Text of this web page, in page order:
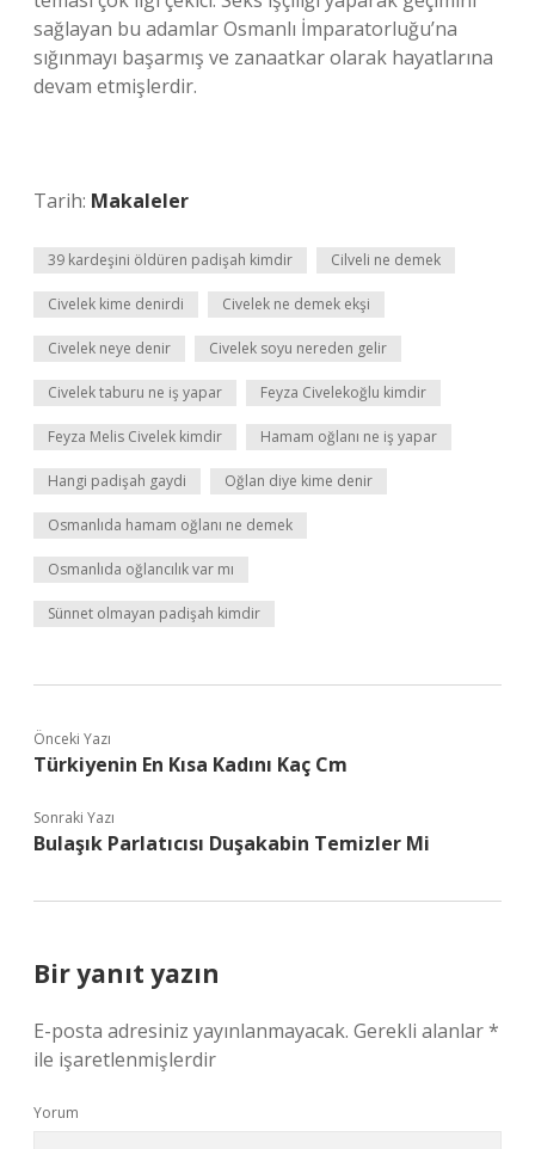
sağlayan bu adamlar Osmanlı İmparatorluğu’na
sığınmayı başarmış ve zanaatkar olarak hayatlarına
devam etmişlerdir.
Tarih: Makaleler
39 kardeşini öldüren padişah kimdir Cilveli ne demek
Civelek kime denirdi Civelek ne demek ekşi
Civelek neye denir Civelek soyu nereden gelir
Civelek taburu ne iş yapar Feyza Civelekoğlu kimdir
Feyza Melis Civelek kimdir Hamam oğlanı ne iş yapar
Hangi padişah gaydi Oğlan diye kime denir
Osmanlıda hamam oğlanı ne demek
Osmanlıda oğlancılık var mı
Sünnet olmayan padişah kimdir
Önceki Yazı
Türkiyenin En Kısa Kadını Kaç Cm
Sonraki Yazı
Bulaşık Parlatıcısı Duşakabin Temizler Mi
Bir yanıt yazın
E-posta adresiniz yayınlanmayacak. Gerekli alanlar*
ile işaretlenmişlerdir
Yorum